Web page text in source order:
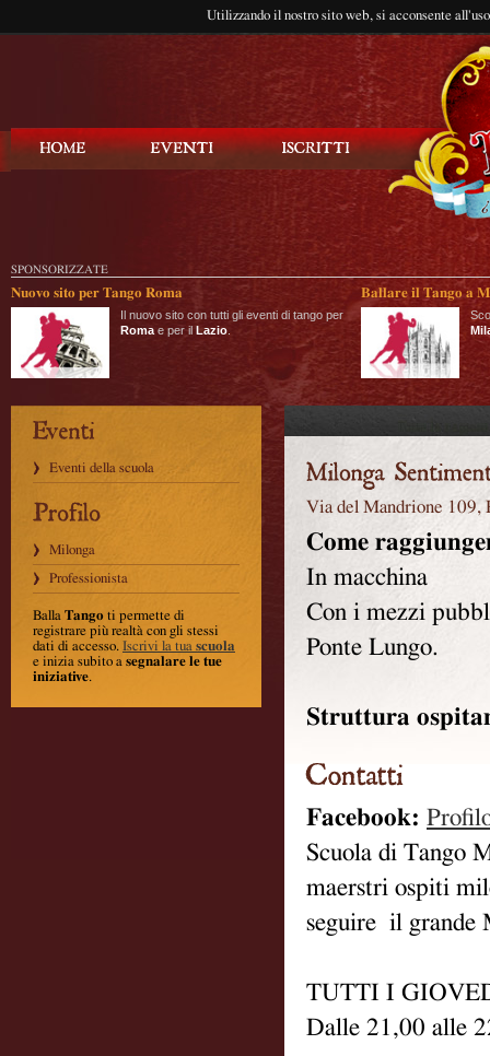
Utilizzando il nostro sito web, si acconsente
SPONSORIZZATE
Nuovo sito per Tango Roma
Il nuovo sito con tutti gli eventi di tango per
Roma e per il Lazio
Ballare il Tango a
Eventi della scuola
Milonga
Professionista
Balla Tango ti permette di
registrare più realtà con gli stessi
dati di accesso. Iscrivi la tua scuola
e inizia subito a segnalare le tue
iniziative.
Via del Mandrione 109,
Come
In macchina
Con i mezzi
Ponte Lungo.
Struttura
Facebook:
Scuola di Tango
maerstri ospiti
seguire il grande
TUTTI I
Dalle 21,00 alle